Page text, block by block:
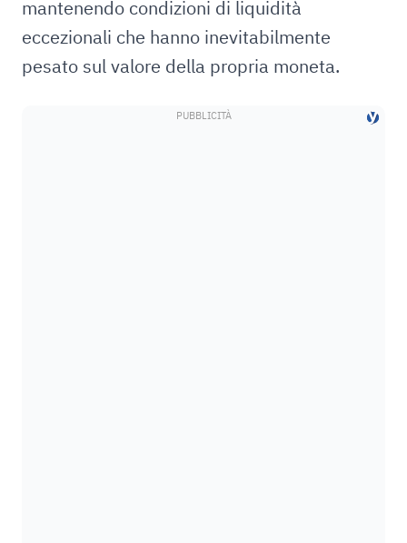
mantenendo condizioni di liquidità
eccezionali che hanno inevitabilmente
pesato sul valore della propria moneta.